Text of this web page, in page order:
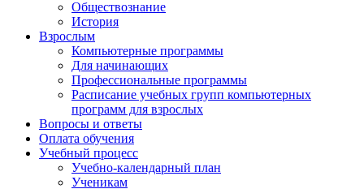
Обществознание
История
Взрослым
Компьютерные программы
Для начинающих
Профессиональные программы
Расписание учебных групп компьютерных
программ для взрослых
Вопросы и ответы
Оплата обучения
Учебный процесс
Учебно-календарный план
Ученикам